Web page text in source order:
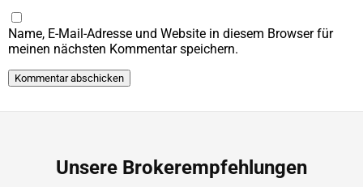
Name, E-Mail-Adresse und Website in diesem Browser für
meinen nächsten Kommentar speichern.
Unsere Brokerempfehlungen